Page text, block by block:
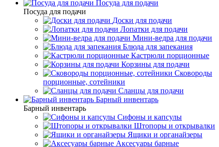
Посуда для подачи
Посуда для подачи
Доски для подачи
Лопатки для подачи
Мини-ведра для подачи
Блюда для запекания
Кастрюли порционные
Корзины для подачи
Сковороды
порционные, сотейники
Сланцы для подачи
Барный инвентарь
Барный инвентарь
Сифоны и капсулы
Штопоры и открывалки
Ящики и органайзеры
Аксесуары барные